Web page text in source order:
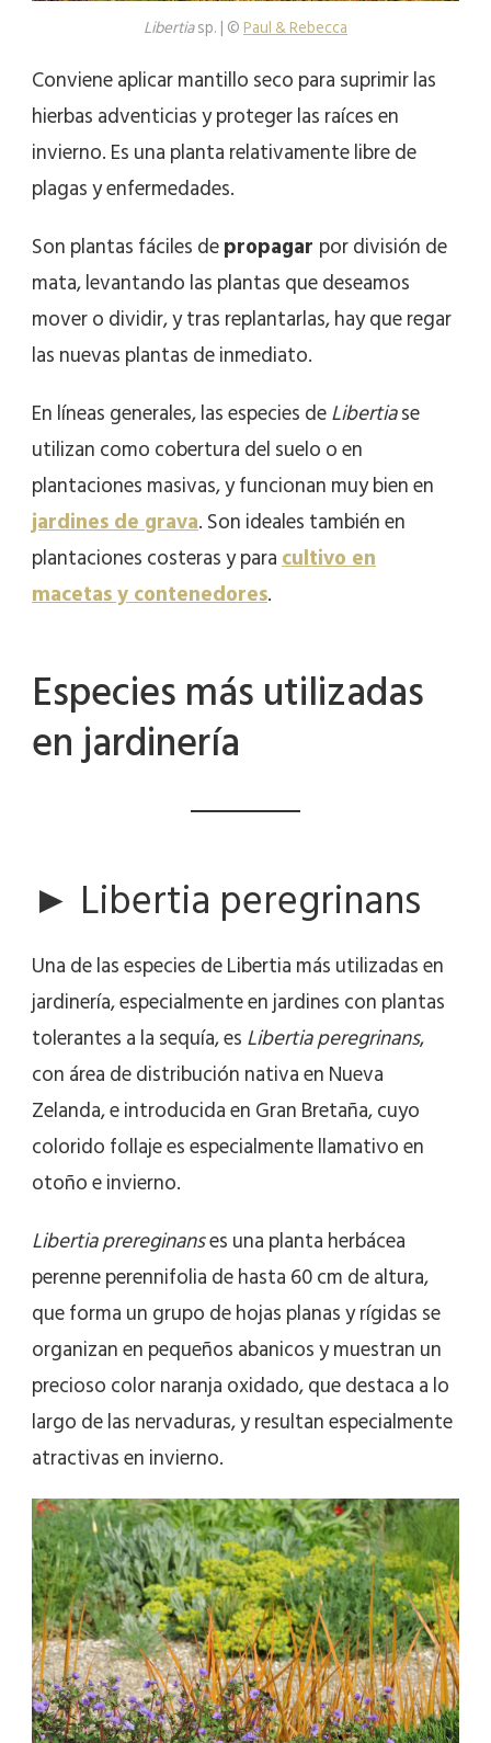
Libertiasp. | ©Paul & Rebecca
Conviene aplicar mantillo seco para suprimir las
hierbas adventicias y proteger las raíces en
invierno. Es una planta relativamente libre de
plagas y enfermedades.
Son plantas fáciles depropagar por división de
mata, levantando las plantas que deseamos
mover o dividir, y tras replantarlas, hay que regar
las nuevas plantas de inmediato.
En líneas generales, las especies deLibertiase
utilizan como cobertura del suelo o en
plantaciones masivas, y funcionan muy bien en
jardines de grava. Son ideales también en
plantaciones costeras y paracultivo en
macetas y contenedores.
Especies más utilizadas
en jardinería
► Libertia peregrinans
Una de las especies de Libertia más utilizadas en
jardinería, especialmente en jardines con plantas
tolerantes a la sequía, esLibertia peregrinans,
con área de distribución nativa en Nueva
Zelanda, e introducida en Gran Bretaña, cuyo
colorido follaje es especialmente llamativo en
otoño e invierno.
Libertia prereginanses una planta herbácea
perenne perennifolia de hasta 60 cm de altura,
que forma un grupo de hojas planas y rígidas se
organizan en pequeños abanicos y muestran un
precioso color naranja oxidado, que destaca a lo
largo de las nervaduras, y resultan especialmente
atractivas en invierno.